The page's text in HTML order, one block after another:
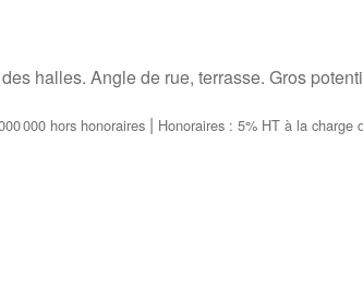
halles. Angle de rue, terrasse. Gros
000 hors honoraires | Honoraires : 5% HT à la charge